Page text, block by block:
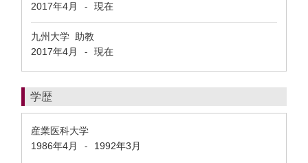
2017年4月
- 現在
九州大学 助教
2017年4月
- 現在
学歴
産業医科大学
1986年4月
- 1992年3月